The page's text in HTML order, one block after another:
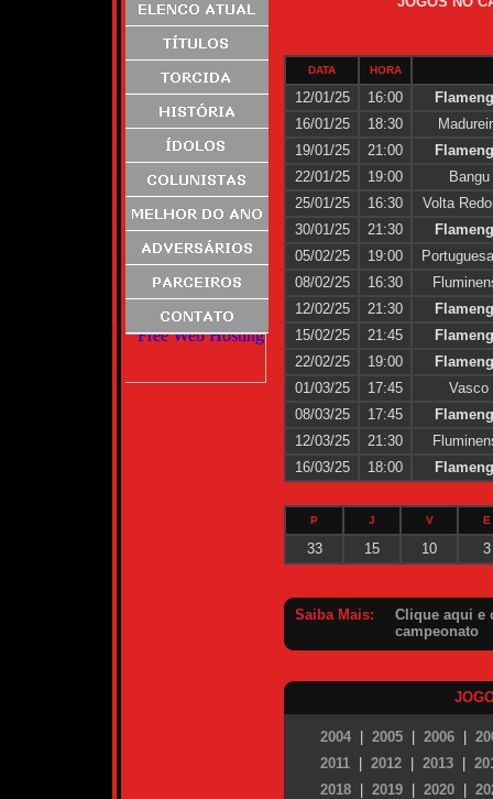
DATA HORA
12/01/25 16:00
16/01/25
18:30
19/01/25
21:00
22/01/25
19:00
Bangu
25/01/25
16:30
Volta
30/01/25
21:30
05/02/25
19:00
08/02/25
16:30
12/02/25
21:30
15/02/25
21:45
22/02/25
19:00
01/03/25
17:45
Vasco
08/03/25
17:45
12/03/25
21:30
16/03/25
18:00
P J V E
33 15 10 3
Saiba Mais:
Clique aqui e
campeonato
2004 2005 2006
2011
2012 2013
2018
2019 2020